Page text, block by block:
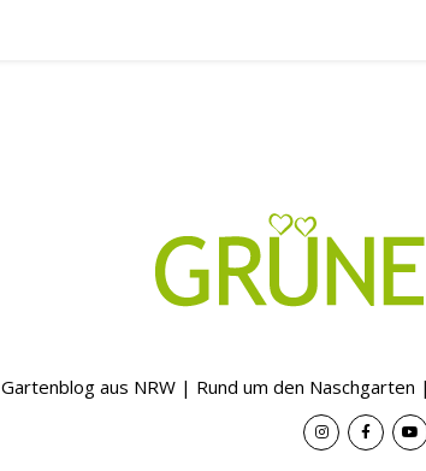
Gartenblog aus NRW | Rund um den